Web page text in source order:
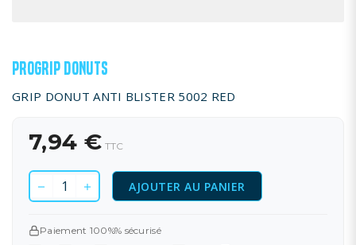
PROGRIP DONUTS
GRIP DONUT ANTI BLISTER 5002 RED
7,94 € TTC
AJOUTER AU PANIER
Paiement 100%% sécurisé